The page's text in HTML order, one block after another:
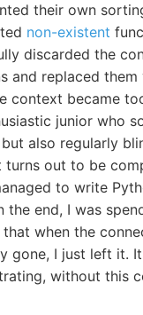
their own
non-existent
discarded the
and replaced
context became
junior who
also regularly
out to be
to write
the end, I was
when the
gone, I just left it.
without this